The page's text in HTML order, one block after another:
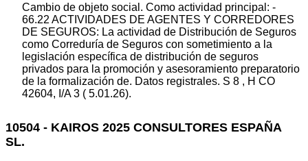
Cambio de objeto social. Como actividad principal: -
66.22 ACTIVIDADES DE AGENTES Y CORREDORES
DE SEGUROS: La actividad de Distribución de Seguros
como Correduría de Seguros con sometimiento a la
legislación específica de distribución de seguros
privados para la promoción y asesoramiento preparatorio
de la formalización de. Datos registrales. S 8 , H CO
42604, I/A 3 ( 5.01.26).
10504 - KAIROS 2025 CONSULTORES ESPAÑA
SL.